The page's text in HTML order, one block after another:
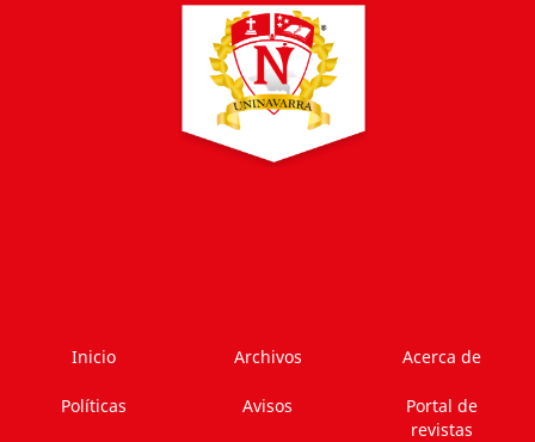
Inicio Archivos Acerca de
Políticas Avisos
Portal de
revistas